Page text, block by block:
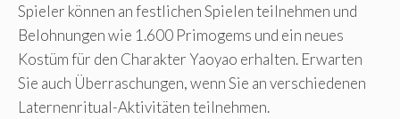
Spieler können an festlichen Spielen teilnehmen und
Belohnungen wie 1.600 Primogems und ein neues
Kostüm für den Charakter Yaoyao erhalten. Erwarten
Sie auch Überraschungen, wenn Sie an verschiedenen
Laternenritual-Aktivitäten teilnehmen.